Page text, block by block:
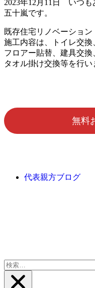
2023年12月11日 いつも
五十嵐です。
既存住宅リノベーショ
施工内容は、トイレ交
フロアー貼替、建具交換
タオル掛け交換等を行い
無料
代表親方ブログ
検
索: